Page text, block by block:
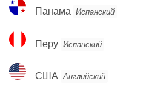
Панама
Панама Испанский
Перу
Перу Испанский
США
США Английский